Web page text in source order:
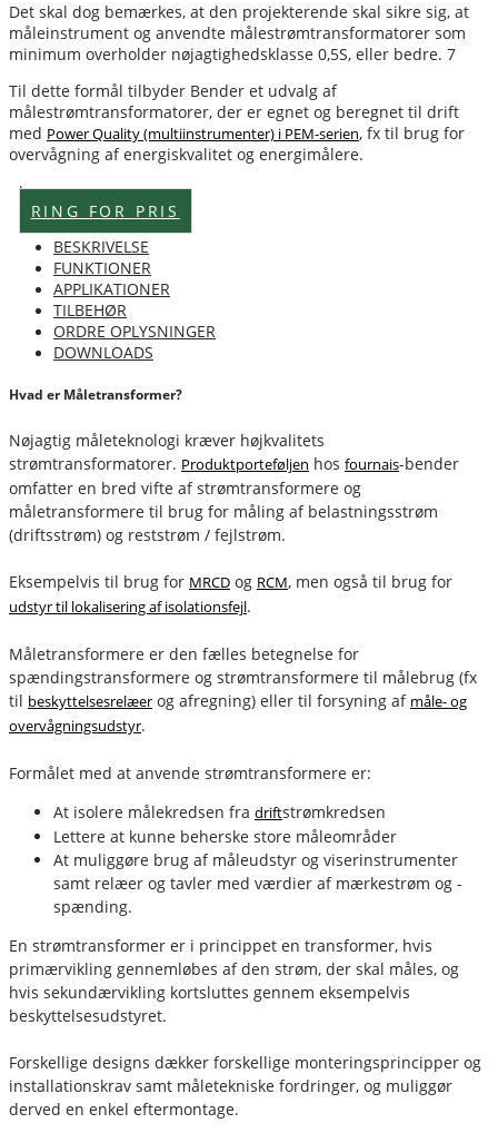
Det skal dog bemærkes, at den projekterende skal sikre sig, at
måleinstrument og anvendte målestrømtransformatorer som
minimum overholder nøjagtighedsklasse 0,5S, eller bedre. 7
Til dette formål tilbyder Bender et udvalg af
målestrømtransformatorer, der er egnet og beregnet til drift
med Power Quality (multiinstrumenter) i PEM-serien, fx til brug for
overvågning af energiskvalitet og energimålere.
Lagervare
RING FOR PRIS
BESKRIVELSE
FUNKTIONER
APPLIKATIONER
TILBEHØR
ORDRE OPLYSNINGER
DOWNLOADS
Hvad er Måletransformer?
Nøjagtig måleteknologi kræver højkvalitets
strømtransformatorer. Produktporteføljen hos fournais-bender
omfatter en bred vifte af strømtransformere og
måletransformere til brug for måling af belastningsstrøm
(driftsstrøm) og reststrøm / fejlstrøm.
Eksempelvis til brug for MRCD og RCM, men også til brug for
udstyr til lokalisering af isolationsfejl.
Måletransformere er den fælles betegnelse for
spændingstransformere og strømtransformere til målebrug (fx
til beskyttelsesrelæer og afregning) eller til forsyning af måle- og
overvågningsudstyr.
Formålet med at anvende strømtransformere er:
At isolere målekredsen fra driftstrømkredsen
Lettere at kunne beherske store måleområder
At muliggøre brug af måleudstyr og viserinstrumenter
samt relæer og tavler med værdier af mærkestrøm og -
spænding.
En strømtransformer er i princippet en transformer, hvis
primærvikling gennemløbes af den strøm, der skal måles, og
hvis sekundærvikling kortsluttes gennem eksempelvis
beskyttelsesudstyret.
Forskellige designs dækker forskellige monteringsprincipper og
installationskrav samt måletekniske fordringer, og muliggør
derved en enkel eftermontage.